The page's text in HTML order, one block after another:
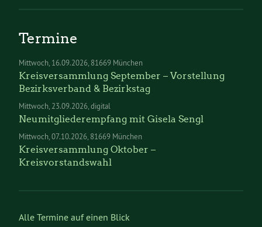
Termine
Mittwoch 16.09.2026 81669 München
Kreisversammlung September – Vorstellung
Bezirksverband & Bezirkstag
Mittwoch 23.09.2026 digital
Neumitgliederempfang mit Gisela Sengl
Mittwoch 07.10.2026 81669 München
Kreisversammlung Oktober –
Kreisvorstandswahl
Alle Termine auf einen Blick